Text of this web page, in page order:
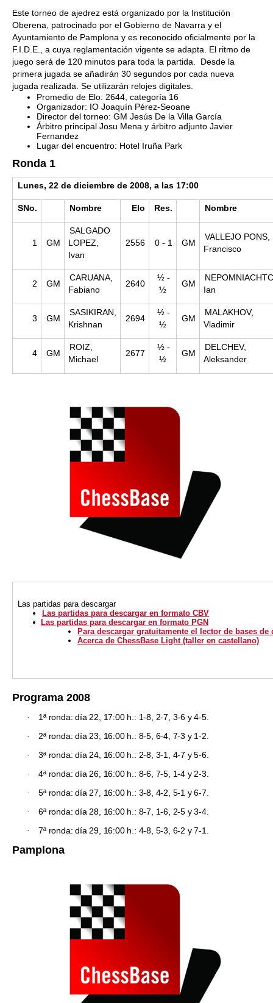
Este torneo de ajedrez está organizado por la Institución
Oberena , patrocinado por el Gobierno de Navarra y el
Ayuntamiento de Pamplona y es reconocido oficialmente por la
F.I.D.E., a cuya reglamen­tación vigente se adapta. El ritmo de
juego será de 120 minutos para toda la partida. Desde la
primera jugada se añadirán 30 segundos por cada nueva
jugada realizada. Se utilizarán relojes digitales.
Promedio de Elo: 2644, categoría 16
Organizador: IO Joaquín Pérez-Seoane
Director del torneo: GM Jesús De la Villa García
Árbitro principal Josu Mena y árbitro adjunto Javier
Fernandez
Lugar del encuentro: Hotel Iruña Park
Ronda 1
Lunes, 22 de diciembre de 2008, a las 17:00
SNo. Nombre Elo Res. Nombre
1 GM
SALGADO
LOPEZ,
Ivan
2556 0 - 1 GM
VALLEJO PONS,
Francisco
2 GM
CARUANA,
Fabiano
2640
½ -
½
GM
Ian
3 GM
SASIKIRAN,
Krishnan
2694
½ -
½
GM
MALAKHOV,
Vladimir
4 GM
ROIZ,
Michael
2677
½ -
½
GM
DELCHEV,
Aleksander
Las partidaspara descargar
Las partidas para descargar en formato CBV
Las partidas para descargar en formato PGN
Para descargar gratuitamente el lector de bases de
Acerca de ChessBase Light (taller en castellano)
Programa 2008
· 1ª ronda: día 22, 17:00 h.: 1-8, 2-7, 3-6 y 4-5.
· 2ª ronda: día 23, 16:00 h.: 8-5, 6-4, 7-3 y 1-2.
· 3ª ronda: día 24, 16:00 h.: 2-8, 3-1, 4-7 y 5-6.
· 4ª ronda: día 26, 16:00 h.: 8-6, 7-5, 1-4 y 2-3.
· 5ª ronda: día 27, 16:00 h.: 3-8, 4-2, 5-1 y 6-7.
· 6ª ronda: día 28, 16:00 h.: 8-7, 1-6, 2-5 y 3-4.
· 7ª ronda: día 29, 16:00 h.: 4-8, 5-3, 6-2 y 7-1.
Pamplona